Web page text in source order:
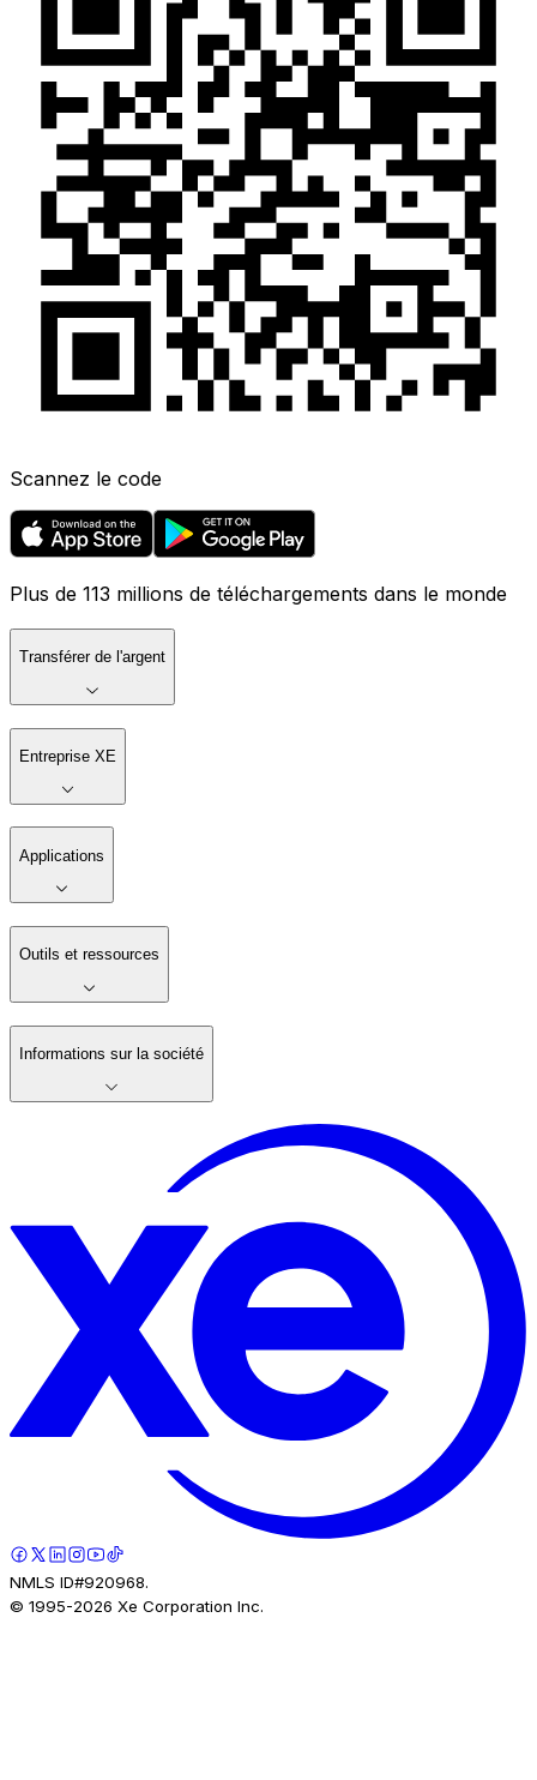
Scannez le code
Plus de 113 millions de téléchargements dans le monde
Transférer de l'argent
Entreprise XE
Applications
Outils et ressources
Informations sur la société
NMLS ID#920968.
© 1995-2026 Xe Corporation Inc.